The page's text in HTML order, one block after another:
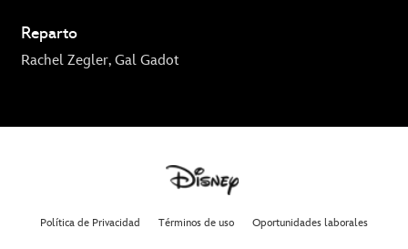
Reparto
Rachel Zegler, Gal Gadot
Política de Privacidad Términos de uso Oportunidades laborales